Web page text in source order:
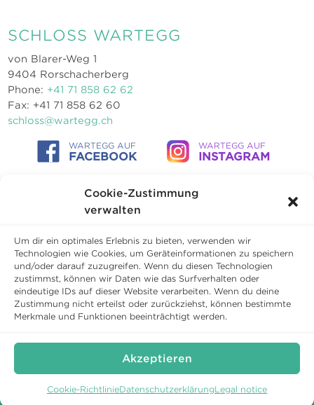
Cookie-Zustimmung
verwalten
Um dir ein optimales Erlebnis zu bieten, verwenden wir
Technologien wie Cookies, um Geräteinformationen zu speichern
und/oder darauf zuzugreifen. Wenn du diesen Technologien
zustimmst, können wir Daten wie das Surfverhalten oder
eindeutige IDs auf dieser Website verarbeiten. Wenn du deine
Zustimmung nicht erteilst oder zurückziehst, können bestimmte
Merkmale und Funktionen beeinträchtigt werden.
Akzeptieren
Cookie-RichtlinieDatenschutzerklärungLegal notice
Book direct and save.
SCHLOSS WARTEGG
von Blarer-Weg 1
9404 Rorschacherberg
Phone: +41 71 858 62 62
Fax: +41 71 858 62 60
schloss@wartegg.ch
WARTEGG AUF
FACEBOOK
WARTEGG AUF
INSTAGRAM
Terms and conditions
Privacy policy